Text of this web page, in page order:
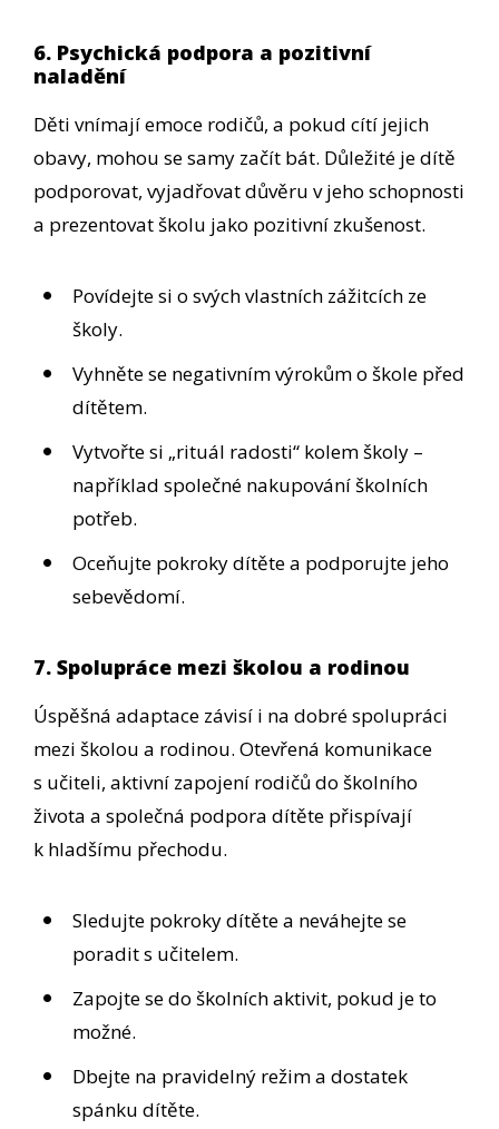
6. Psychická podpora a pozitivní
naladění
Děti vnímají emoce rodičů, a pokud cítí jejich
obavy, mohou se samy začít bát. Důležité je dítě
podporovat, vyjadřovat důvěru v jeho schopnosti
a prezentovat školu jako pozitivní zkušenost.
Povídejte si o svých vlastních zážitcích ze
školy.
Vyhněte se negativním výrokům o škole před
dítětem.
Vytvořte si „rituál radosti“ kolem školy –
například společné nakupování školních
potřeb.
Oceňujte pokroky dítěte a podporujte jeho
sebevědomí.
7. Spolupráce mezi školou a rodinou
Úspěšná adaptace závisí i na dobré spolupráci
mezi školou a rodinou. Otevřená komunikace
s učiteli, aktivní zapojení rodičů do školního
života a společná podpora dítěte přispívají
k hladšímu přechodu.
Sledujte pokroky dítěte a neváhejte se
poradit s učitelem.
Zapojte se do školních aktivit, pokud je to
možné.
Dbejte na pravidelný režim a dostatek
spánku dítěte.